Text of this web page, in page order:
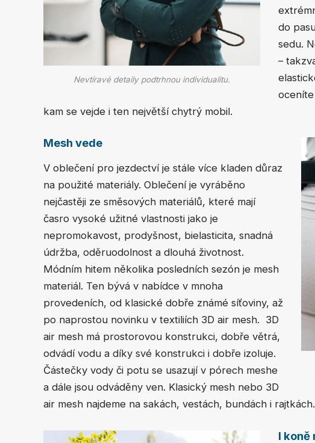
Nevtíravé detaily podtrhnou individualitu.
do
sedu.
–
kam se vejde i ten největší chytrý mobil.
Mesh vede
V oblečení pro jezdectví je stále více kladen důraz
na použité materiály. Oblečení je vyráběno
nejčastěji ze směsových materiálů, které mají
časro vysoké užitné vlastnosti jako je
nepromokavost, prodyšnost, bielasticita, snadná
údržba, oděruodolnost a dlouhá životnost.
Módním hitem několika posledních sezón je mesh
materiál. Ten bývá v nabídce v mnoha
provedeních, od klasické dobře známé síťoviny, až
po naprostou novinku v textiliích 3D air mesh. 3D
air mesh má prostorovou konstrukci, dobře větrá,
odvádí vodu a díky své konstrukci i dobře izoluje.
Částečky vody či potu se usazují v pórech meshe
a dále jsou odváděny ven. Klasický mesh nebo 3D
air mesh najdeme na sakách, vestách, bundách i
I koně